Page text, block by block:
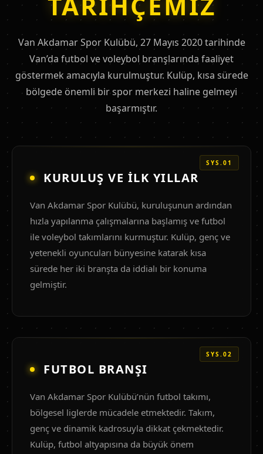
Van Akdamar Spor Kulübü, 27 Mayıs 2020 tarihinde
Van’da futbol ve voleybol branşlarında faaliyet
göstermek amacıyla kurulmuştur. Kulüp, kısa sürede
bölgede önemli bir spor merkezi haline gelmeyi
başarmıştır.
SYS.01
KURULUŞ VE İLK YILLAR
Van Akdamar Spor Kulübü, kuruluşunun ardından
hızla yapılanma çalışmalarına başlamış ve futbol
ile voleybol takımlarını kurmuştur. Kulüp, genç ve
yetenekli oyuncuları bünyesine katarak kısa
sürede her iki branşta da iddialı bir konuma
gelmiştir.
SYS.02
FUTBOL BRANŞI
Van Akdamar Spor Kulübü’nün futbol takımı,
bölgesel liglerde mücadele etmektedir. Takım,
genç ve dinamik kadrosuyla dikkat çekmektedir.
Kulüp, futbol altyapısına da büyük önem